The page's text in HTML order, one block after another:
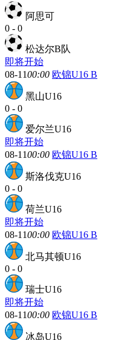
阿思可
0 - 0
松达尔B队
即将开始
08-1100:00 欧锦U16 B
黑山U16
0 - 0
爱尔兰U16
即将开始
08-1100:00 欧锦U16 B
斯洛伐克U16
0 - 0
荷兰U16
即将开始
08-1100:00 欧锦U16 B
北马其顿U16
0 - 0
瑞士U16
即将开始
08-1100:00 欧锦U16 B
冰岛U16